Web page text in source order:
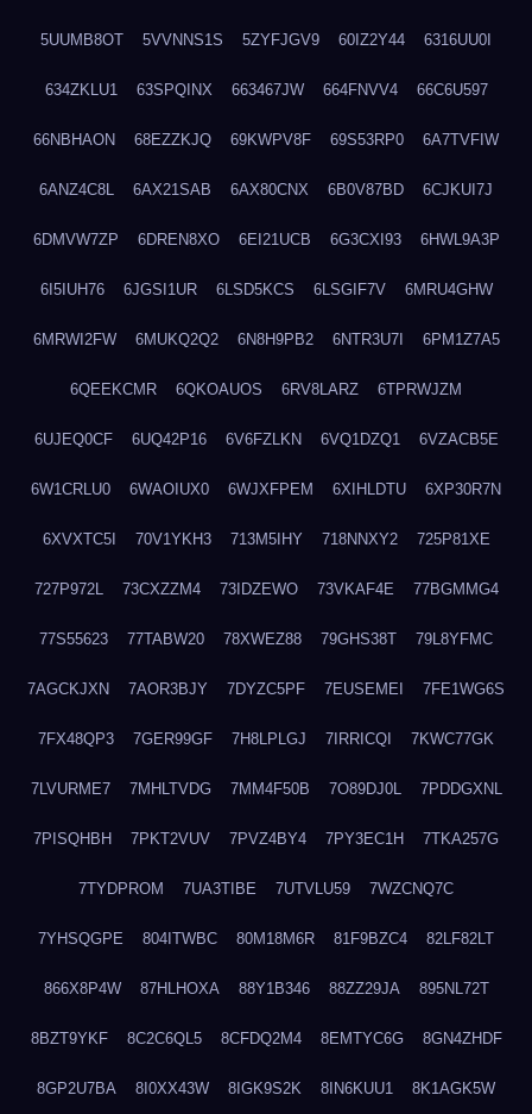
5UUMB8OT 5VVNNS1S 5ZYFJGV9 60IZ2Y44 6316UU0I
634ZKLU1 63SPQINX 663467JW 664FNVV4 66C6U597
66NBHAON 68EZZKJQ 69KWPV8F 69S53RP0 6A7TVFIW
6ANZ4C8L 6AX21SAB 6AX80CNX 6B0V87BD 6CJKUI7J
6DMVW7ZP 6DREN8XO 6EI21UCB 6G3CXI93 6HWL9A3P
6I5IUH76 6JGSI1UR 6LSD5KCS 6LSGIF7V 6MRU4GHW
6MRWI2FW 6MUKQ2Q2 6N8H9PB2 6NTR3U7I 6PM1Z7A5
6QEEKCMR 6QKOAUOS 6RV8LARZ 6TPRWJZM
6UJEQ0CF 6UQ42P16 6V6FZLKN 6VQ1DZQ1 6VZACB5E
6W1CRLU0 6WAOIUX0 6WJXFPEM 6XIHLDTU 6XP30R7N
6XVXTC5I 70V1YKH3 713M5IHY 718NNXY2 725P81XE
727P972L 73CXZZM4 73IDZEWO 73VKAF4E 77BGMMG4
77S55623 77TABW20 78XWEZ88 79GHS38T 79L8YFMC
7AGCKJXN 7AOR3BJY 7DYZC5PF 7EUSEMEI 7FE1WG6S
7FX48QP3 7GER99GF 7H8LPLGJ 7IRRICQI 7KWC77GK
7LVURME7 7MHLTVDG 7MM4F50B 7O89DJ0L 7PDDGXNL
7PISQHBH 7PKT2VUV 7PVZ4BY4 7PY3EC1H 7TKA257G
7TYDPROM 7UA3TIBE 7UTVLU59 7WZCNQ7C
7YHSQGPE 804ITWBC 80M18M6R 81F9BZC4 82LF82LT
866X8P4W 87HLHOXA 88Y1B346 88ZZ29JA 895NL72T
8BZT9YKF 8C2C6QL5 8CFDQ2M4 8EMTYC6G 8GN4ZHDF
8GP2U7BA 8I0XX43W 8IGK9S2K 8IN6KUU1 8K1AGK5W